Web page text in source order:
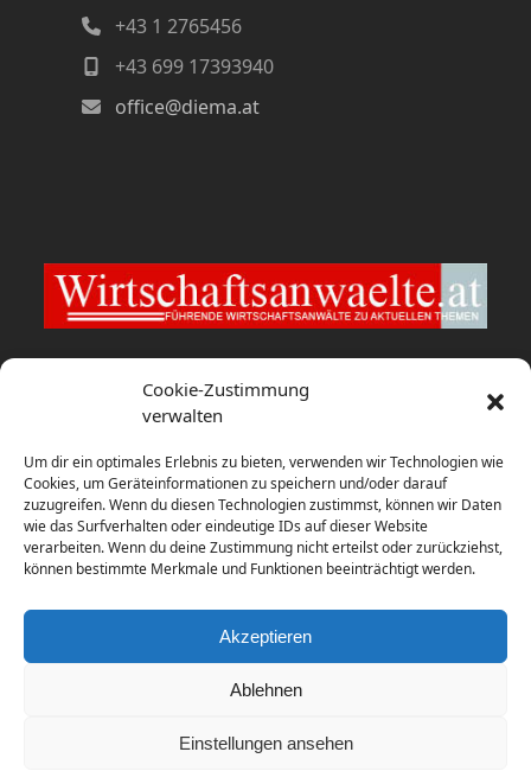
Cookie-Zustimmung
verwalten
Um dir ein optimales Erlebnis zu bieten, verwenden wir Technologien wie
Cookies, um Geräteinformationen zu speichern und/oder darauf
zuzugreifen. Wenn du diesen Technologien zustimmst, können wir Daten
wie das Surfverhalten oder eindeutige IDs auf dieser Website
verarbeiten. Wenn du deine Zustimmung nicht erteilst oder zurückziehst,
können bestimmte Merkmale und Funktionen beeinträchtigt werden.
Akzeptieren
Ablehnen
Einstellungen ansehen
+43 1 2765456
+43 699 17393940
office@diema.at
Wirtschaftsanwaelte.at
Konzessionierung als E-Geld-Institut
9. August 2026
Zusammenschluss: Ecker Pindeus